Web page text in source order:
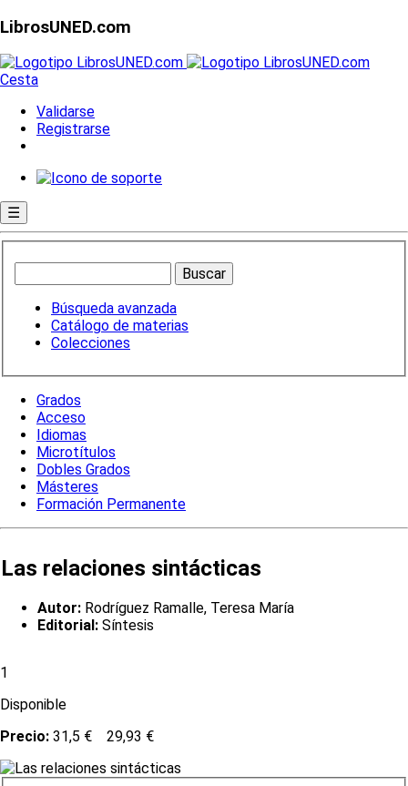
LibrosUNED.com
Cesta
Validarse
Registrarse
☰
Búsqueda avanzada
Catálogo de materias
Colecciones
Grados
Acceso
Idiomas
Microtítulos
Dobles Grados
Másteres
Formación Permanente
Las relaciones sintácticas
Autor: Rodríguez Ramalle, Teresa María
Editorial: Síntesis
1
Disponible
Precio: 31,5 € 29,93 €